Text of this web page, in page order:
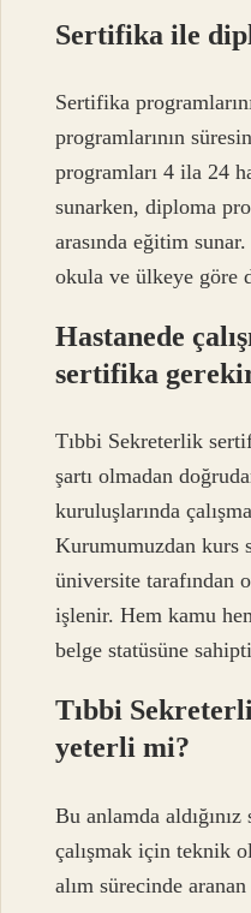
Sertifika ile
Sertifika
programlarının
programları 4 ila 24
sunarken, diploma
arasında eğitim
okula ve ülkeye göre
Hastanede
sertifika
Tıbbi Sekreterlik
şartı olmadan
kuruluşlarında
Kurumumuzdan kurs
üniversite tarafından
işlenir. Hem kamu
belge statüsüne
Tıbbi
yeterli mi?
Bu anlamda
çalışmak için teknik
alım sürecinde